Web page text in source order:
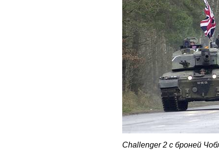
Challenger 2 с броней